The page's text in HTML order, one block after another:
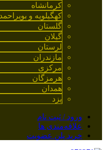
کرمانشاه
کهگیلویه و بویراحمد
گلستان
گیلان
لرستان
مازندران
مرکزی
هرمزگان
همدان
یزد
ورود / ثبت نام
علاقه‌مندی ها
خرید پلن عضویت